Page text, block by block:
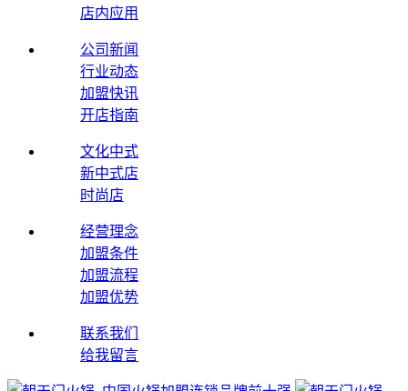
店内应用
公司新闻
行业动态
加盟快讯
开店指南
文化中式
新中式店
时尚店
经营理念
加盟条件
加盟流程
加盟优势
联系我们
给我留言